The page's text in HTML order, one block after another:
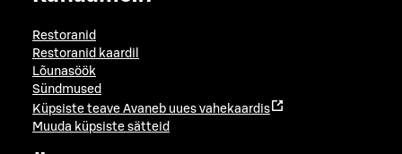
Restoranid
Restoranid kaardil
Lõunasöök
Sündmused
Küpsiste teave Avaneb uues vahekaardis
Muuda küpsiste sätteid